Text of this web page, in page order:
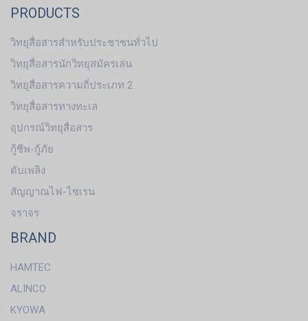
PRODUCTS
วิทยุสื่อสารสำหรับประชาชนทั่วไป
วิทยุสื่อสารนักวิทยุสมัครเล่น
วิทยุสื่อสารความถี่ประเภท 2
วิทยุสื่อสารทางทะเล
อุปกรณ์วิทยุสื่อสาร
กู้ชีพ-กู้ภัย
ดับเพลิง
สัญญาณไฟ-ไซเรน
จราจร
BRAND
HAMTEC
ALINCO
KYOWA